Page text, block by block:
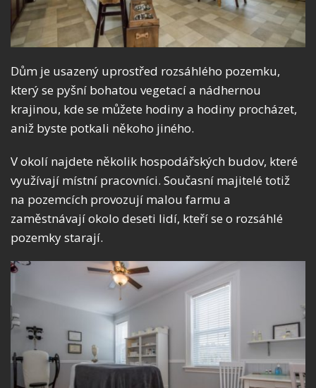
Dům je usazený uprostřed rozsáhlého pozemku,
který se pyšní bohatou vegetací a nádhernou
krajinou, kde se můžete hodiny a hodiny procházet,
aniž byste potkali někoho jiného.
V okolí najdete několik hospodářských budov, které
využívají místní pracovníci. Současní majitelé totiž
na pozemcích provozují malou farmu a
zaměstnávají okolo deseti lidí, kteří se o rozsáhlé
pozemky starají.